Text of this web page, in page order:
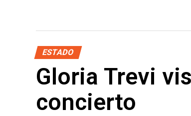
ESTADO
Gloria Trevi
concierto